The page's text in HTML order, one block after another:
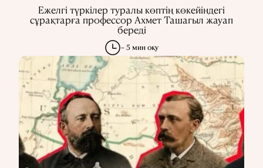
Ежелгі түркілер туралы көптің көкейіндегі
сұрақтарға профессор Ахмет Ташагыл жауап
береді
~ 5 мин оқу